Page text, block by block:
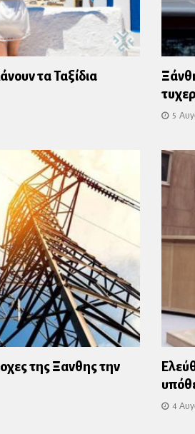
τα Ταξίδια
5
της Ξανθης την
4